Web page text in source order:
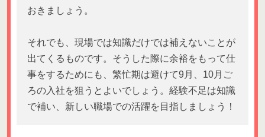
おきましょう。
それでも、現場では知識だけでは補えないことが
出てくるものです。そうした際に余裕をもって仕
事をするためにも、繁忙期は避けて9月、10月ご
ろの入社を狙うとよいでしょう。経験不足は知識
で補い、新しい職場での活躍を目指しましょう！